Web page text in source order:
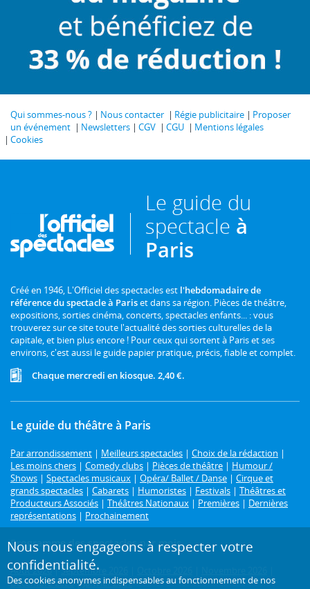
Qui sommes-nous ? Nous contacter Régie publicitaire
Proposer
un événement
Newsletters CGV CGU
Mentions légales
Cookies
Le guide du
spectacle à
Paris
Créé en 1946, L'Officiel des spectacles est l'hebdomadaire de
référence du spectacle à Pariset dans sa région. Pièces de théâtre,
expositions, sorties cinéma, concerts, spectacles enfants... : vous
trouverez sur ce site toute l'actualité des sorties culturelles de la
capitale, et bien plus encore ! Pour ceux qui sortent à Paris et ses
environs, c'est aussi le guide papier pratique, précis, fiable et complet.
Chaque mercredi en kiosque. 2,40 €.
Le guide du théâtre à Paris
Par arrondissement | Meilleurs spectacles | Choix de la rédaction |
Les moins chers | Comedy clubs | Pièces de théâtre | Humour /
Shows | Spectacles musicaux | Opéra/ Ballet / Danse | Cirque et
grands spectacles | Cabarets | Humoristes | Festivals | Théâtres et
Producteurs Associés | Théâtres Nationaux | Premières | Dernières
représentations | Prochainement
Programme des spectacles par mois
Août 2026|Septembre 2026
Décembre 2026|Janvier 2027
Nous nous engageons à respecter votre
confidentialité.
Des cookies anonymes indispensables au fonctionnement de nos